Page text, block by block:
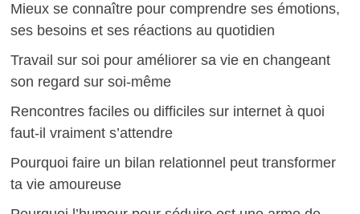
Mieux se connaître pour comprendre ses émotions,
ses besoins et ses réactions au quotidien
Travail sur soi pour améliorer sa vie en changeant
son regard sur soi-même
Rencontres faciles ou difficiles sur internet à quoi
faut-il vraiment s’attendre
Pourquoi faire un bilan relationnel peut transformer
ta vie amoureuse